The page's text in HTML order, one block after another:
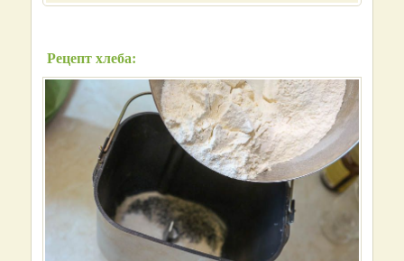
Рецепт хлеба: